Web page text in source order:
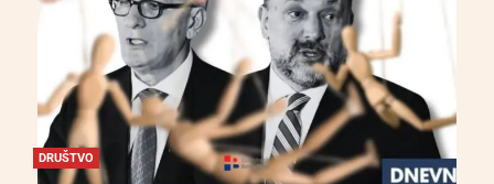
DRUŠTVO